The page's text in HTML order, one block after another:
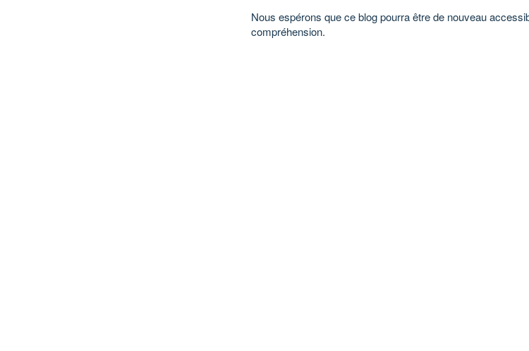
Nous espérons que ce blog pourra être de nouveau
compréhension.